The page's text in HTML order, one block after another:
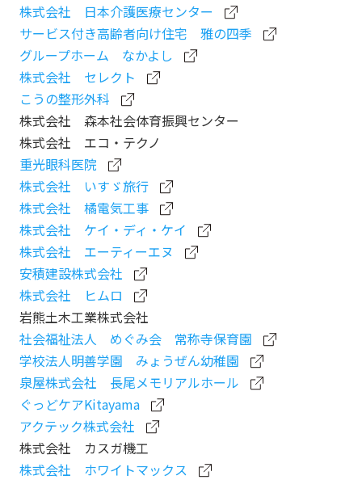
株式会社 日本介護医療センター
サービス付き高齢者向け住宅 雅の四季
グループホーム なかよし
株式会社 セレクト
こうの整形外科
株式会社 森本社会体育振興センター
株式会社 エコ・テクノ
重光眼科医院
株式会社 いすゞ旅行
株式会社 橘電気工事
株式会社 ケイ・ディ・ケイ
株式会社 エーティーエヌ
安積建設株式会社
株式会社 ヒムロ
岩熊土木工業株式会社
社会福祉法人 めぐみ会 常称寺保育園
学校法人明善学園 みょうぜん幼稚園
泉屋株式会社 長尾メモリアルホール
ぐっどケアKitayama
アクテック株式会社
株式会社 カスガ機工
株式会社 ホワイトマックス